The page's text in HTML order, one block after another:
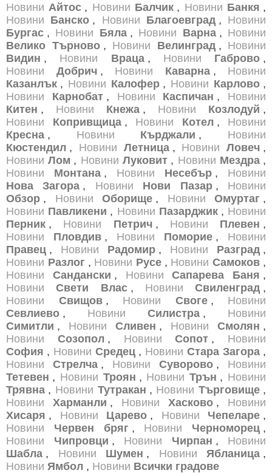
Новини Айтос , Новини Балчик , Новини Банкя ,
Новини Банско , Новини Благоевград , Новини
Бургас , Новини Бяла , Новини Варна , Новини
Велико Търново , Новини Велинград , Новини
Видин , Новини Враца , Новини Габрово ,
Новини
Добрич , Новини Каварна , Новини
Казанлък , Новини Калофер , Новини Карлово ,
Новини
Карнобат , Новини Каспичан , Новини
Китен , Новини Кнежа , Новини Козлодуй ,
Новини
Копривщица , Новини Котел , Новини
Кресна , Новини Кърджали , Новини
Кюстендил , Новини Летница , Новини Ловеч ,
Новини Лом , Новини Луковит , Новини Мездра ,
Новини
Монтана , Новини Несебър , Новини
Нова Загора , Новини Нови Пазар , Новини
Обзор , Новини Оборище , Новини Омуртаг ,
Новини Павликени , Новини Пазарджик , Новини
Перник , Новини Петрич , Новини Плевен ,
Новини
Пловдив , Новини Поморие , Новини
Правец , Новини Радомир , Новини Разград ,
Новини Разлог , Новини Русе , Новини Самоков ,
Новини
Сандански , Новини Сапарева Баня ,
Новини
Свети Влас , Новини Свиленград ,
Новини
Свищов , Новини Своге , Новини
Севлиево , Новини Силистра , Новини
Симитли , Новини Сливен , Новини Смолян ,
Новини
Созопол , Новини Сопот , Новини
София , Новини Средец , Новини Стара Загора ,
Новини
Стрелча , Новини Суворово , Новини
Тетевен , Новини Троян , Новини Трън , Новини
Трявна , Новини Тутракан , Новини Търговище ,
Новини
Харманли , Новини Хасково , Новини
Хисаря , Новини Царево , Новини Чепеларе ,
Новини
Червен бряг , Новини Черноморец ,
Новини
Чипровци , Новини Чирпан , Новини
Шабла , Новини Шумен , Новини Ябланица ,
Новини Ямбол , Новини Всички градове